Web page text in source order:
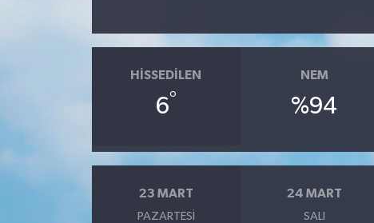
HISSEDILEN
6°
NEM
%94
23 MART
PAZARTESI
24 MART
SALI